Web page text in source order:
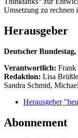
Umsetzung zu rechnen
Herausgeber
Deutscher
Verantwortlich: Frank
Redaktion: Lisa
Sandra Schmid,
Herausgeber
Abonnement